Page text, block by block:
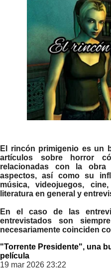
El rincón primigenio es un
artículos sobre horror
relacionadas con la obra
aspectos, así como su
música, videojuegos,
literatura en general y
En el caso de las
entrevistados son
necesariamente coinciden
"Torrente Presidente", una
película
19 mar 2026 23:22